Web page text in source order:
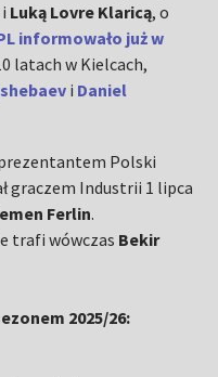
i Luką Lovre Klaricą, o
informowało już w
latach w Kielcach,
i Daniel
Polski
graczem Industrii 1 lipca
Ferlin.
trafi wówczas Bekir
2025/26: